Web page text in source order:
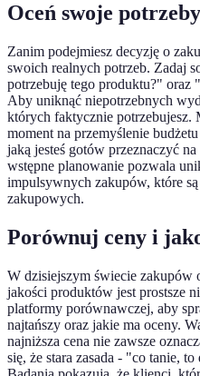
Oceń swoje
Zanim podejmiesz decyzję o
swoich realnych potrzeb. Zadaj
potrzebuję tego produktu?" oraz
Aby uniknąć niepotrzebnych
których faktycznie potrzebujesz.
moment na przemyślenie
jaką jesteś gotów przeznaczyć
wstępne planowanie pozwala
impulsywnych zakupów, które
zakupowych.
Porównuj ceny i
W dzisiejszym świecie zakupów
jakości produktów jest prostsze
platformy porównawczej, aby
najtańszy oraz jakie ma oceny.
najniższa cena nie zawsze
się, że stara zasada - "co tanie,